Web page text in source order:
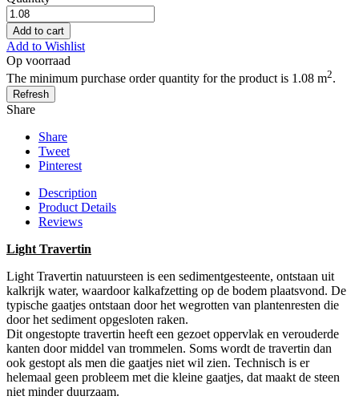
Add to cart
Add to Wishlist
Op voorraad
The minimum purchase order quantity for the product is 1.08 m2.
Share
Share
Tweet
Pinterest
Description
Product Details
Reviews
Light Travertin
Light Travertin natuursteen is een sedimentgesteente, ontstaan uit
kalkrijk water, waardoor kalkafzetting op de bodem plaatsvond. De
typische gaatjes ontstaan door het wegrotten van plantenresten die
door het sediment opgesloten raken.
Dit ongestopte travertin heeft een gezoet oppervlak en verouderde
kanten door middel van trommelen. Soms wordt de travertin dan
ook gestopt als men die gaatjes niet wil zien. Technisch is er
helemaal geen probleem met die kleine gaatjes, dat maakt de steen
niet minder duurzaam.